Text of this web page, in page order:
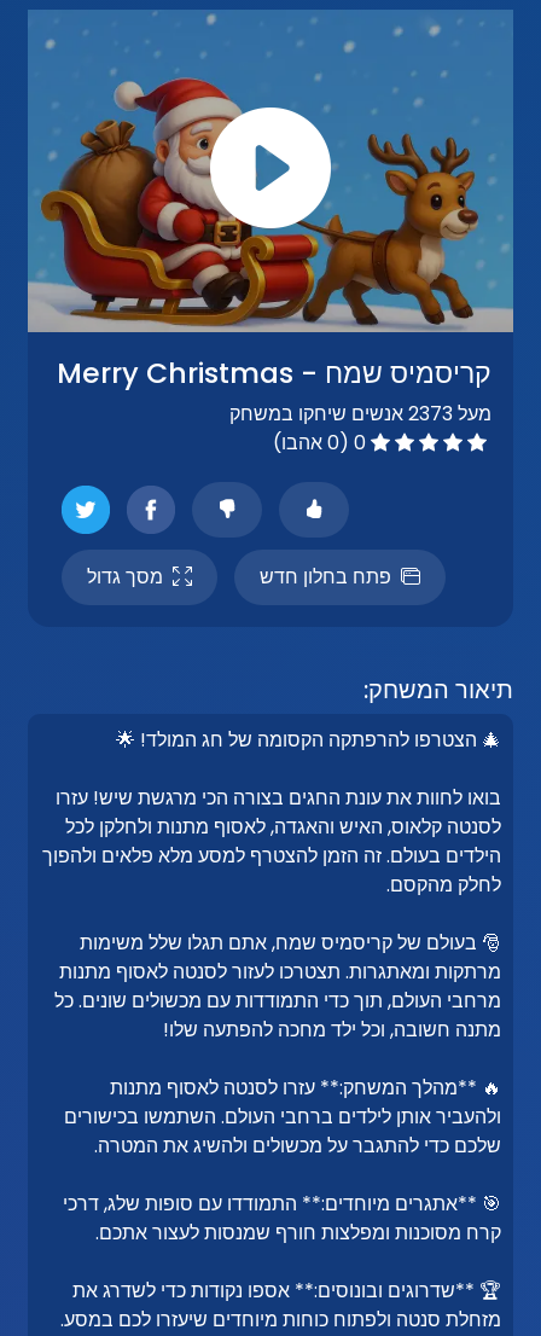
קריסמיס שמח - Merry Christmas
מעל 2373 אנשים שיחקו במשחק
0 (0 אהבו)
פתח בחלון חדש מסך גדול
תיאור המשחק:
🎄 הצטרפו להרפתקה הקסומה של חג המולד! 🌟
בואו לחוות את עונת החגים בצורה הכי מרגשת שיש! עזרו
לסנטה קלאוס, האיש והאגדה, לאסוף מתנות ולחלקן לכל
הילדים בעולם. זה הזמן להצטרף למסע מלא פלאים ולהפוך
לחלק מהקסם.
🎅 בעולם של קריסמיס שמח, אתם תגלו שלל משימות
מרתקות ומאתגרות. תצטרכו לעזור לסנטה לאסוף מתנות
מרחבי העולם, תוך כדי התמודדות עם מכשולים שונים. כל
מתנה חשובה, וכל ילד מחכה להפתעה שלו!
🔥 **מהלך המשחק:** עזרו לסנטה לאסוף מתנות
ולהעביר אותן לילדים ברחבי העולם. השתמשו בכישורים
שלכם כדי להתגבר על מכשולים ולהשיג את המטרה.
🎯 **אתגרים מיוחדים:** התמודדו עם סופות שלג, דרכי
קרח מסוכנות ומפלצות חורף שמנסות לעצור אתכם.
🏆 **שדרוגים ובונוסים:** אספו נקודות כדי לשדרג את
מזחלת סנטה ולפתוח כוחות מיוחדים שיעזרו לכם במסע.